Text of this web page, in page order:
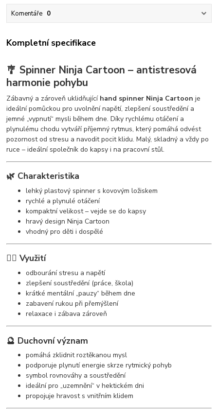
Komentáře 0
Kompletní specifikace
🎐 Spinner Ninja Cartoon – antistresová
harmonie pohybu
Zábavný a zároveň uklidňující hand spinner Ninja Cartoon je
ideální pomůckou pro uvolnění napětí, zlepšení soustředění a
jemné „vypnutí“ mysli během dne. Díky rychlému otáčení a
plynulému chodu vytváří příjemný rytmus, který pomáhá odvést
pozornost od stresu a navodit pocit klidu. Malý, skladný a vždy po
ruce – ideální společník do kapsy i na pracovní stůl.
🌿 Charakteristika
lehký plastový spinner s kovovým ložiskem
rychlé a plynulé otáčení
kompaktní velikost – vejde se do kapsy
hravý design Ninja Cartoon
vhodný pro děti i dospělé
🧘‍♀️ Využití
odbourání stresu a napětí
zlepšení soustředění (práce, škola)
krátké mentální „pauzy“ během dne
zabavení rukou při přemýšlení
relaxace i zábava zároveň
🔮 Duchovní význam
pomáhá zklidnit roztěkanou mysl
podporuje plynutí energie skrze rytmický pohyb
symbol rovnováhy a soustředění
ideální pro „uzemnění“ v hektickém dni
propojuje hravost s vnitřním klidem